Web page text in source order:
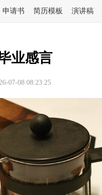
申请书 简历模板 演讲稿
业感言
07-08 08:23:25